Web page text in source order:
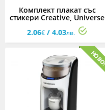
Комплект плакат със
стикери Creative, Universe
2.06€ / 4.03лв.